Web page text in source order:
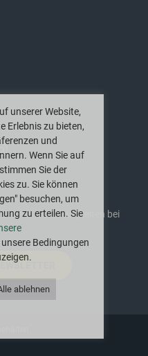
und Neuigkeiten bei
unserer Website,
Erlebnis zu bieten,
und
Wenn Sie auf
Sie der
zu. Sie können
besuchen, um
zu erteilen. Sie
Bedingungen
ablehnen